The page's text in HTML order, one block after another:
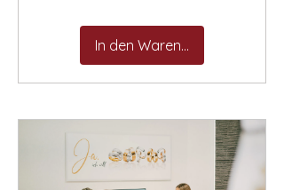
In den Warenkorb